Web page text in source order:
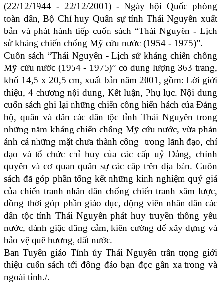
(22/12/1944 - 22/12/2001) - Ngày hội Quốc phòng
toàn dân, Bộ Chỉ huy Quân sự tỉnh Thái Nguyên xuất
bản và phát hành tiếp cuốn sách “Thái Nguyên - Lịch
sử kháng chiến chống Mỹ cứu nước (1954 - 1975)”.
Cuốn sách “Thái Nguyên - Lịch sử kháng chiến chống
Mỹ cứu nước (1954 - 1975)” có dung lượng 363 trang,
khổ 14,5 x 20,5 cm, xuất bản năm 2001, gồm: Lời giới
thiệu, 4 chương nội dung, Kết luận, Phụ lục.Nội dung
cuốn sách ghi lại những chiến công hiển hách của Đảng
bộ, quân và dân các dân tộc tỉnh Thái Nguyên trong
những năm kháng chiến chống Mỹ cứu nước, vừa phản
ánh cả những mặt chưa thành công trong lãnh đạo, chỉ
đạo và tổ chức chỉ huy của các cấp uỷ Đảng, chính
quyền và cơ quan quân sự các cấp trên địa bàn. Cuốn
sách đã góp phần tổng kết những kinh nghiệm quý giá
của chiến tranh nhân dân chống chiến tranh xâm lược,
đồng thời góp phần giáo dục, động viên nhân dân các
dân tộc tỉnh Thái Nguyên phát huy truyền thống yêu
nước, đánh giặc dũng cảm, kiên cường để xây dựng và
bảo vệ quê hương, đất nước.
Ban Tuyên giáo Tỉnh ủy Thái Nguyên trân trọng giới
thiệu cuốn sách tới đông đảo bạn đọc gần xa trong và
ngoài tỉnh./.